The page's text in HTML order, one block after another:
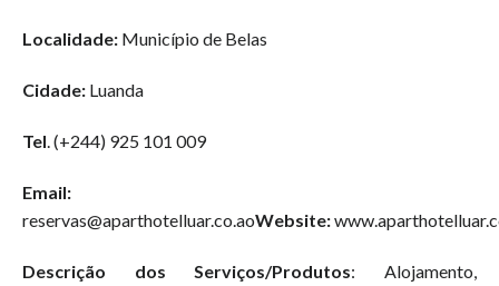
Localidade: Município de Belas
Cidade: Luanda
Tel. (+244) 925 101 009
Email:
reservas@aparthotelluar.co.aoWebsite:
Descrição dos Serviços/Produtos: Alojamento,